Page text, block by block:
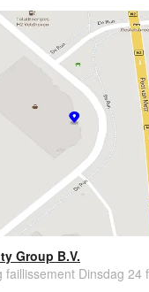
Group B.V.
faillissement Dinsdag 24